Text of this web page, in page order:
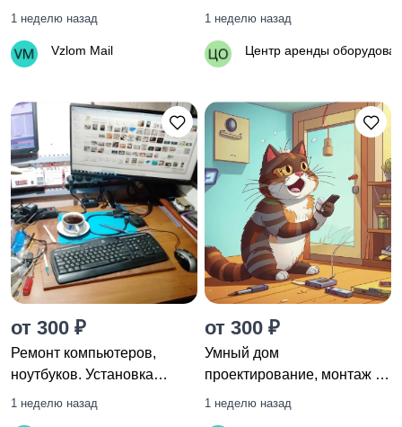
1 неделю назад
Vzlom Mail
1 неделю назад
Центр аренды
от 300 ₽
Ремонт компьютеров,
ноутбуков. Установка
программ
1 неделю назад
от 300 ₽
Умный дом
проектирование, монтаж и
настройка
1 неделю назад